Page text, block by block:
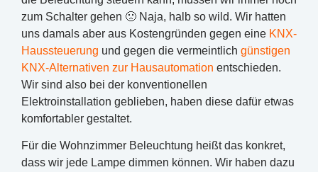
zum Schalter gehen 🙁 Naja, halb so wild. Wir hatten
uns damals aber aus Kostengründen gegen eine KNX-
Haussteuerung und gegen die vermeintlich günstigen
KNX-Alternativen zur Hausautomation entschieden.
Wir sind also bei der konventionellen
Elektroinstallation geblieben, haben diese dafür etwas
komfortabler gestaltet.
Für die Wohnzimmer Beleuchtung heißt das konkret,
dass wir jede Lampe dimmen können. Wir haben dazu